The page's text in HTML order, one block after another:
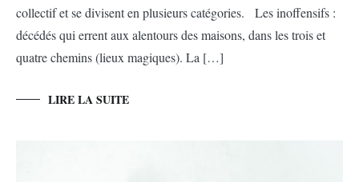
collectif et se divisent en plusieurs catégories. Les inoffensifs :
décédés qui errent aux alentours des maisons, dans les trois et
quatre chemins (lieux magiques). La […]
LIRE LA SUITE